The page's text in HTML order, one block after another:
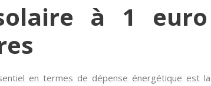
à 1
en termes de dépense énergétique est